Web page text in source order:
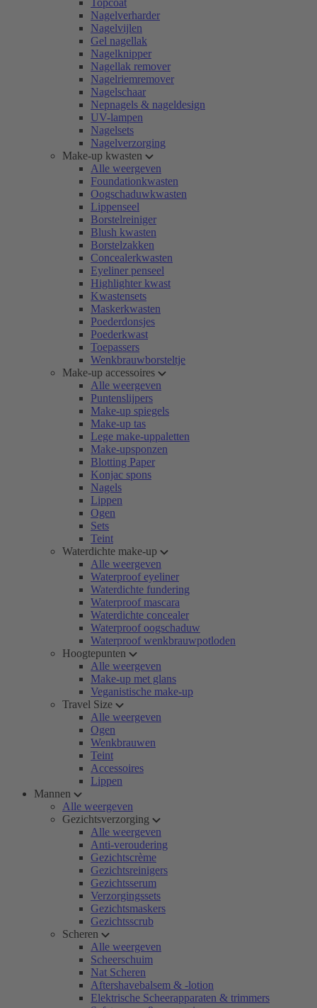
Topcoat
Nagelverharder
Nagelvijlen
Gel nagellak
Nagelknipper
Nagellak remover
Nagelriemremover
Nagelschaar
Nepnagels & nageldesign
UV-lampen
Nagelsets
Nagelverzorging
Make-up kwasten
Alle weergeven
Foundationkwasten
Oogschaduwkwasten
Lippenseel
Borstelreiniger
Blush kwasten
Borstelzakken
Concealerkwasten
Eyeliner penseel
Highlighter kwast
Kwastensets
Maskerkwasten
Poederdonsjes
Poederkwast
Toepassers
Wenkbrauwborsteltje
Make-up accessoires
Alle weergeven
Puntenslijpers
Make-up spiegels
Make-up tas
Lege make-uppaletten
Make-upsponzen
Blotting Paper
Konjac spons
Nagels
Lippen
Ogen
Sets
Teint
Waterdichte make-up
Alle weergeven
Waterproof eyeliner
Waterdichte fundering
Waterproof mascara
Waterdichte concealer
Waterproof oogschaduw
Waterproof wenkbrauwpotloden
Hoogtepunten
Alle weergeven
Make-up met glans
Veganistische make-up
Travel Size
Alle weergeven
Ogen
Wenkbrauwen
Teint
Accessoires
Lippen
Mannen
Alle weergeven
Gezichtsverzorging
Alle weergeven
Anti-veroudering
Gezichtscrème
Gezichtsreinigers
Gezichtsserum
Verzorgingssets
Gezichtsmaskers
Gezichtsscrub
Scheren
Alle weergeven
Scheerschuim
Nat Scheren
Aftershavebalsem & -lotion
Elektrische Scheerapparaten & trimmers